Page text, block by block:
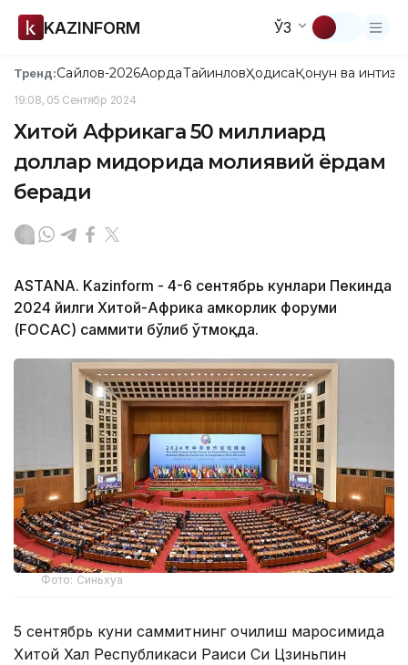
KAZINFORM ЎЗ
Тренд:Сайлов-2026АқордаТайинловҲодисаҚонун ва
19:08, 05 Сентябр 2024
Хитой Африкага 50 миллиард
доллар миқдорида молиявий ёрдам
беради
ASTANA. Kazinform - 4-6 сентябрь кунлари Пекинда
2024 йилги Хитой-Африка ҳамкорлик форуми
(FOCAC) саммити бўлиб ўтмоқда.
Фото: Синьхуа
5 сентябрь куни саммитнинг очилиш маросимида
Хитой Халқ Республикаси Раиси Си Цзиньпин